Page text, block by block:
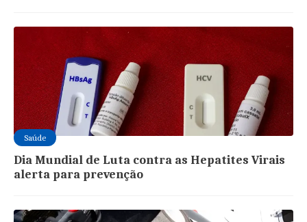
Saúde
Dia Mundial de Luta contra as Hepatites Virais
alerta para prevenção